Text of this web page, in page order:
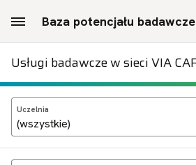
Usługi badawcze w sieci VIA
Uczelnia